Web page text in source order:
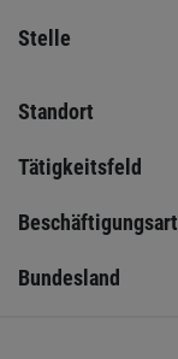
Stelle
Standort
Tätigkeitsfeld
Beschäftigungsart
Bundesland